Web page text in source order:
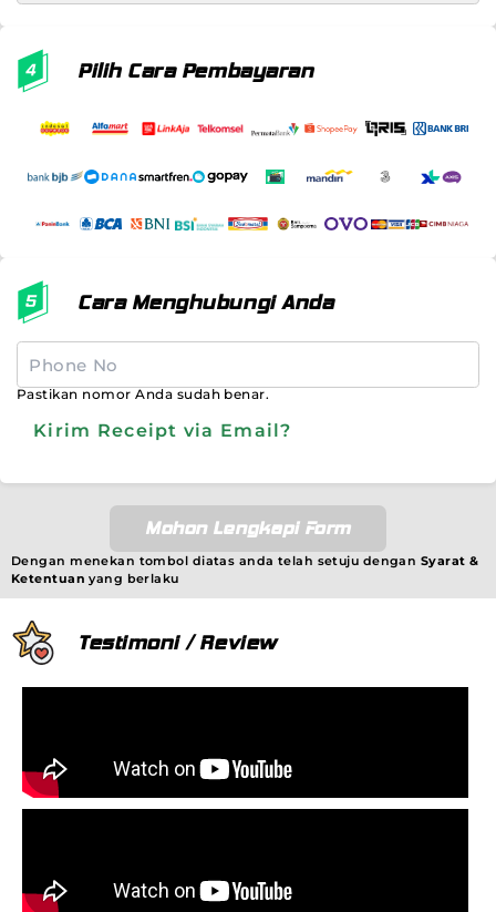
Pilih Cara Pembayaran
Cara Menghubungi Anda
Pastikan nomor Anda sudah benar.
Kirim Receipt via Email?
Mohon Lengkapi Form
Dengan menekan tombol diatas anda telah setuju dengan Syarat &
Ketentuan yang berlaku
Testimoni / Review